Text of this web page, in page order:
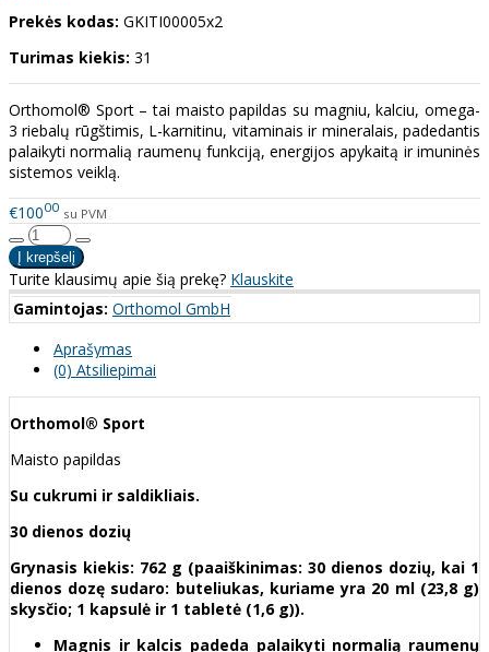
Prekės kodas: GKITI00005x2
Turimas kiekis: 31
Orthomol® Sport – tai maisto papildas su magniu, kalciu, omega-
3 riebalų rūgštimis, L-karnitinu, vitaminais ir mineralais, padedantis
palaikyti normalią raumenų funkciją, energijos apykaitą ir imuninės
sistemos veiklą.
€10000 su PVM
Turite klausimų apie šią prekę? Klauskite
Gamintojas: Orthomol GmbH
Aprašymas
(0) Atsiliepimai
Orthomol® Sport
Maisto papildas
Su cukrumi ir saldikliais.
30 dienos dozių
Grynasis kiekis: 762 g (paaiškinimas: 30 dienos dozių, kai 1
dienos dozę sudaro: buteliukas, kuriame yra 20 ml (23,8 g)
skysčio; 1 kapsulė ir 1 tabletė (1,6 g)).
Magnis ir kalcis padeda palaikyti normalią raumenų